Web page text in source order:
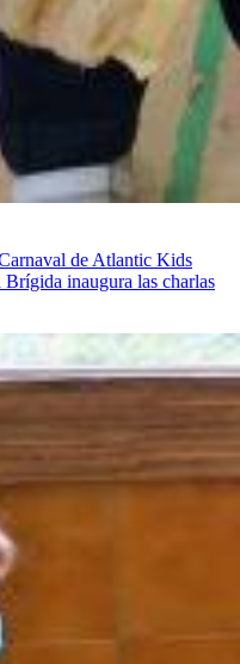
de Atlantic Kids
inaugura las charlas